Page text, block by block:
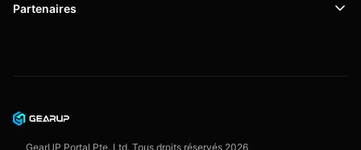
Support
Conditions d'utilisation
Partenaires
GearUP Portal Pte. Ltd. Tous droits réservés 2026